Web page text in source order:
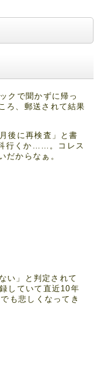
クで聞かずに帰っ
ろ、郵送されて結果
後に再検査」と書
行くか……。コレス
だからなぁ。
い」と判定されて
していて直近10年
も悲しくなってき